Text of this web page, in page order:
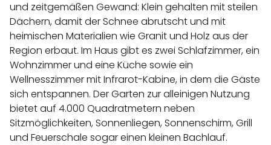
und zeitgemäßen Gewand: Klein gehalten mit steilen
Dächern, damit der Schnee abrutscht und mit
heimischen Materialien wie Granit und Holz aus der
Region erbaut. Im Haus gibt es zwei Schlafzimmer, ein
Wohnzimmer und eine Küche sowie ein
Wellnesszimmer mit Infrarot-Kabine, in dem die Gäste
sich entspannen. Der Garten zur alleinigen Nutzung
bietet auf 4.000 Quadratmetern neben
Sitzmöglichkeiten, Sonnenliegen, Sonnenschirm, Grill
und Feuerschale sogar einen kleinen Bachlauf.